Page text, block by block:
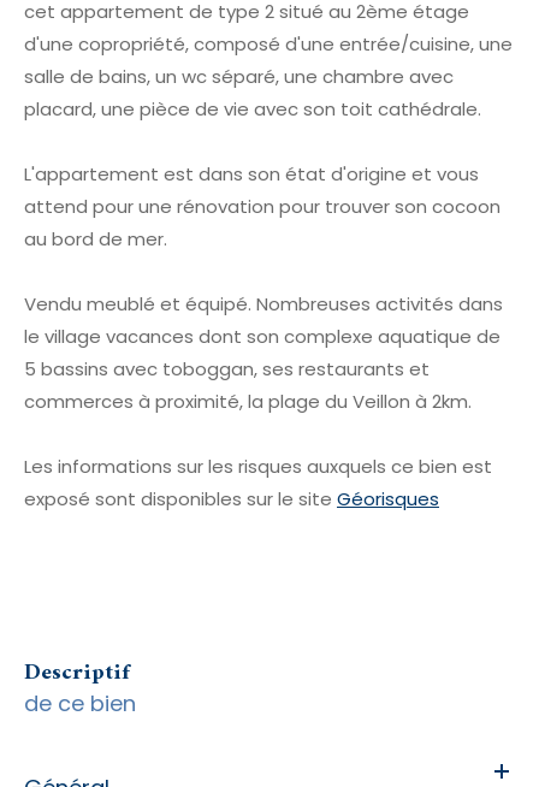
cet appartement de type 2 situé au 2ème étage
d'une copropriété, composé d'une entrée/cuisine, une
salle de bains, un wc séparé, une chambre avec
placard, une pièce de vie avec son toit cathédrale.
L'appartement est dans son état d'origine et vous
attend pour une rénovation pour trouver son cocoon
au bord de mer.
Vendu meublé et équipé. Nombreuses activités dans
le village vacances dont son complexe aquatique de
5 bassins avec toboggan, ses restaurants et
commerces à proximité, la plage du Veillon à 2km.
Les informations sur les risques auxquels ce bien est
exposé sont disponibles sur le site Géorisques
descriptif
de ce bien